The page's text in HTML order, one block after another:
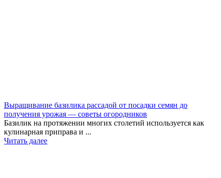
Выращивание базилика рассадой от посадки семян до
получения урожая — советы огородников
Базилик на протяжении многих столетий используется как
кулинарная приправа и ...
Читать далее